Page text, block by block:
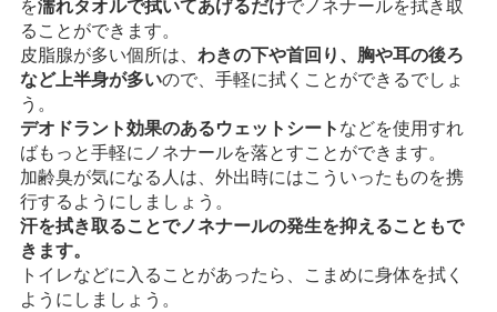
を濡れタオルで拭いてあげるだけでノネナールを拭き取
ることができます。
皮脂腺が多い個所は、 わきの下や首回り、胸や耳の後ろ
など上半身が多いので、手軽に拭くことができるでしょ
う。
デオドラント効果のあるウェットシート などを使用すれ
ばもっと手軽にノネナールを落とすことができます。
加齢臭が気になる人は、外出時にはこういったものを携
行するようにしましょう。
汗を拭き取ることでノネナールの発生を抑えることもで
きます。
トイレなどに入ることがあったら、こまめに身体を拭く
ようにしましょう。